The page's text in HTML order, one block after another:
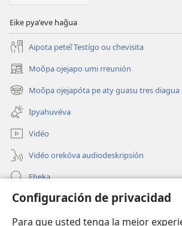
Configuración de privacidad
Para que usted tenga la mejor
Eike pyaʼeve hag̃ua
Aipota peteĩ Testígo ou chevisita
Moõpa ojejapo umi rreunión
(abre
una
nueva
ventana)
Moõpa ojejapóta pe aty guasu tres diagua
(abre
una
nueva
ventana)
Ipyahuvéva
Vidéo
Vidéo orekóva audiodeskripsión
Eheka
Ayuda